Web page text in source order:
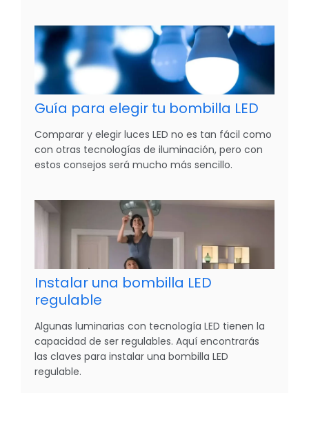
Guía para elegir tu bombilla LED
Comparar y elegir luces LED no es tan fácil como
con otras tecnologías de iluminación, pero con
estos consejos será mucho más sencillo.
Instalar una bombilla LED
regulable
Algunas luminarias con tecnología LED tienen la
capacidad de ser regulables. Aquí encontrarás
las claves para instalar una bombilla LED
regulable.